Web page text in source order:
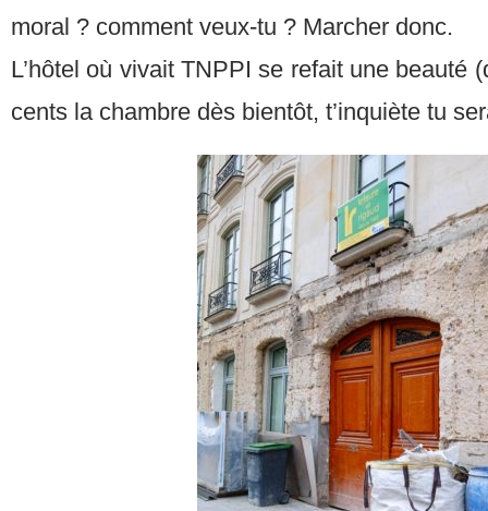
moral ? comment veux-tu ? Marcher donc.
L’hôtel où vivait TNPPI se refait une beauté
cents la chambre dès bientôt, t’inquiète tu